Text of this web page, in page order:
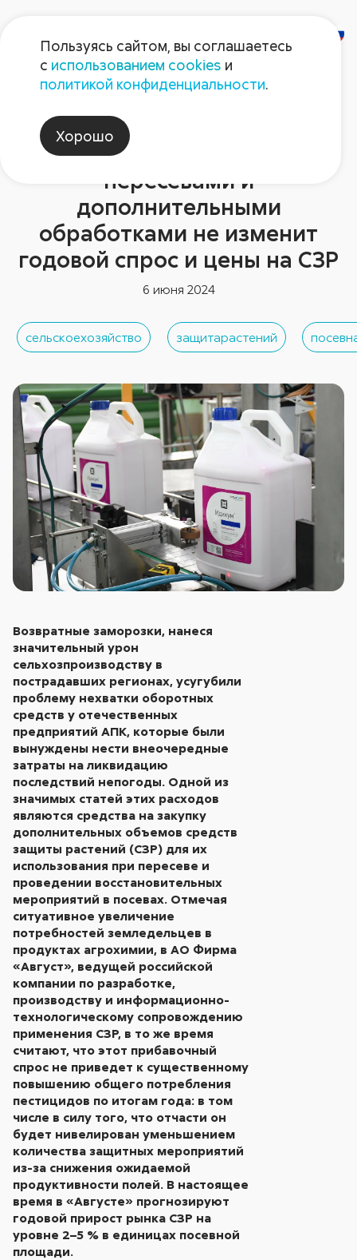
Новости отрасли
Потребность в защитных
препаратах в связи с
пересевами и
дополнительными
обработками не изменит
годовой спрос и цены на СЗР
6 июня 2024
сельскоехозяйство защитарастений
Возвратные заморозки, нанеся
значительный урон
сельхозпроизводству в
пострадавших регионах, усугубили
проблему нехватки оборотных
средств у отечественных
предприятий АПК, которые были
вынуждены нести внеочередные
затраты на ликвидацию
последствий непогоды. Одной из
значимых статей этих расходов
являются средства на закупку
дополнительных объемов средств
защиты растений (СЗР) для их
использования при пересеве и
проведении восстановительных
мероприятий в посевах. Отмечая
ситуативное увеличение
потребностей земледельцев в
продуктах агрохимии, в АО Фирма
«Август», ведущей российской
компании по разработке,
производству и информационно-
технологическому сопровождению
применения СЗР, в то же время
считают, что этот прибавочный
спрос не приведет к существенному
повышению общего потребления
пестицидов по итогам года: в том
числе в силу того, что отчасти он
будет нивелирован уменьшением
количества защитных мероприятий
из-за снижения ожидаемой
продуктивности полей. В настоящее
время в «Августе» прогнозируют
годовой прирост рынка СЗР на
уровне 2–5 % в единицах посевной
площади.
Пользуясь сайтом, вы соглашаетесь
с использованием cookies и
политикой конфиденциальности.
Хорошо